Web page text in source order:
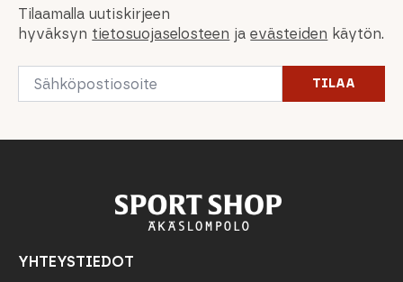
Tilaamalla uutiskirjeen
hyväksyn tietosuojaselosteen jaevästeiden käytön.
Email
TILAA
YHTEYSTIEDOT